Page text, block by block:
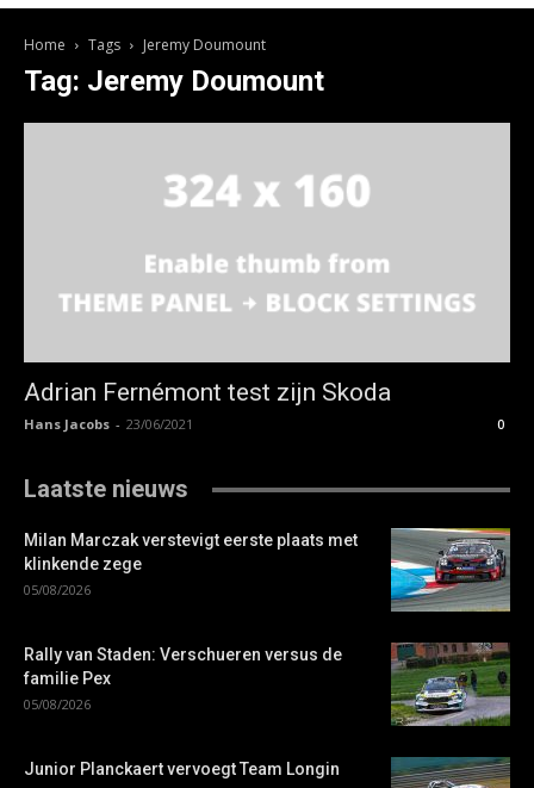
Home Tags Jeremy Doumount
Tag: Jeremy Doumount
Adrian Fernémont test zijn Skoda
Hans Jacobs - 23/06/2021 0
Laatste nieuws
Milan Marczak verstevigt eerste plaats met
klinkende zege
05/08/2026
Rally van Staden: Verschueren versus de
familie Pex
05/08/2026
Junior Planckaert vervoegt Team Longin